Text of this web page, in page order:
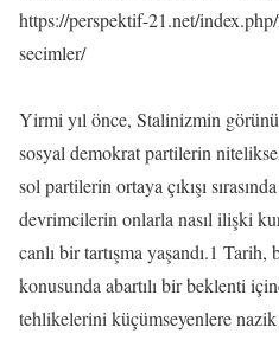
https://perspektif-21.net/
secimler/
Yirmi yıl önce, Stalinizmin
sosyal demokrat partilerin
sol partilerin ortaya çıkışı
devrimcilerin onlarla nasıl ilişki
canlı bir tartışma yaşandı.1
konusunda abartılı bir beklenti
tehlikelerini küçümseyenlere nazik